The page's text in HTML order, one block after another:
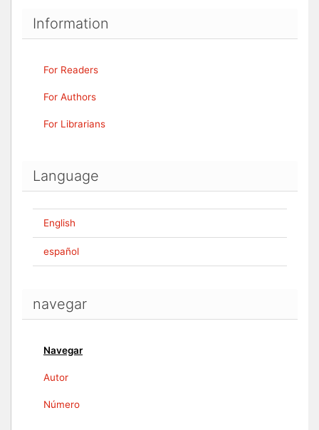
Information
For Readers
For Authors
For Librarians
Language
English
español
navegar
Navegar
Autor
Número